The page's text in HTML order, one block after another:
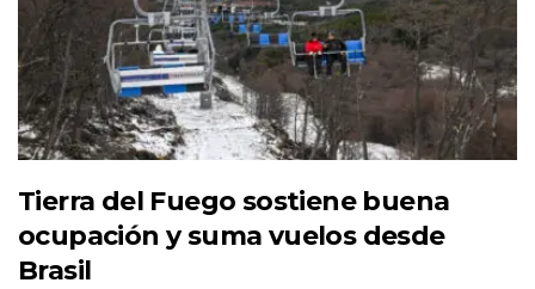
Tierra del Fuego sostiene buena
ocupación y suma vuelos desde
Brasil